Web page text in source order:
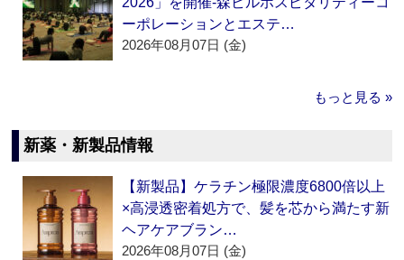
ーポレーションとエステ…
2026年08月07日 (金)
もっと見る »
新薬・新製品情報
【新製品】ケラチン極限濃度6800倍以上
×高浸透密着処方で、髪を芯から満たす新
ヘアケアブラン…
2026年08月07日 (金)